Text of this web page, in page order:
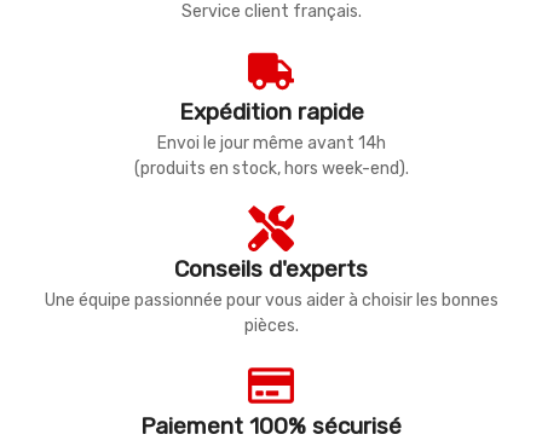
Service client français.
Expédition rapide
Envoi le jour même avant 14h
(produits en stock, hors week-end).
Conseils d'experts
Une équipe passionnée pour vous aider à choisir les bonnes
pièces.
Paiement 100% sécurisé